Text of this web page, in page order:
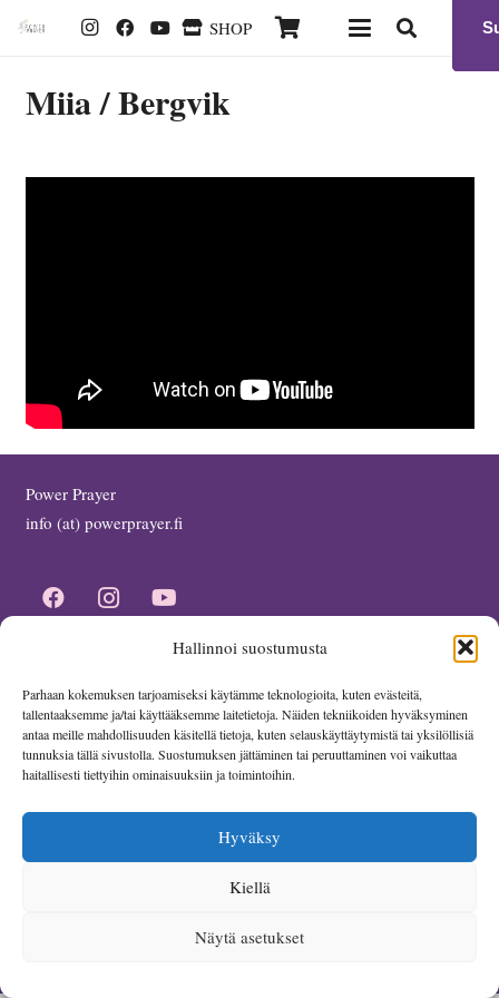
Hallinnoi suostumusta
Parhaan kokemuksen tarjoamiseksi käytämme teknologioita, kuten evästeitä,
tallentaaksemme ja/tai käyttääksemme laitetietoja. Näiden tekniikoiden hyväksyminen
antaa meille mahdollisuuden käsitellä tietoja, kuten selauskäyttäytymistä tai yksilöllisiä
tunnuksia tällä sivustolla. Suostumuksen jättäminen tai peruuttaminen voi vaikuttaa
haitallisesti tiettyihin ominaisuuksiin ja toimintoihin.
Hyväksy
Kiellä
Näytä asetukset
SHOP
Miia /Bergvik
Power Prayer
info (at) powerprayer.fi